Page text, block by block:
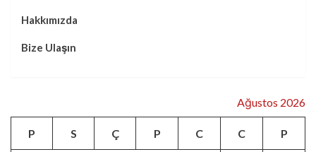
Hakkımızda
Bize Ulaşın
Ağustos 2026
P S Ç P C C P